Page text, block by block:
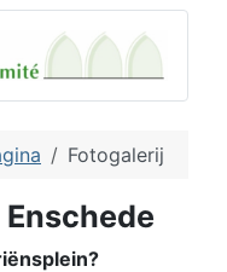
Fotogalerij